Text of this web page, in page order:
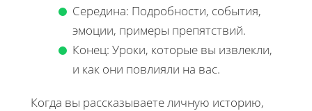
Середина: Подробности, события,
эмоции, примеры препятствий.
Конец: Уроки, которые вы извлекли,
и как они повлияли на вас.
Когда вы рассказываете личную историю,